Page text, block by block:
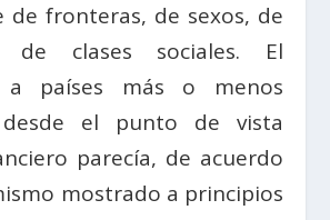
de fronteras, de sexos, de
de clases sociales. El
a países más o menos
desde el punto de vista
parecía, de acuerdo
mostrado a principios